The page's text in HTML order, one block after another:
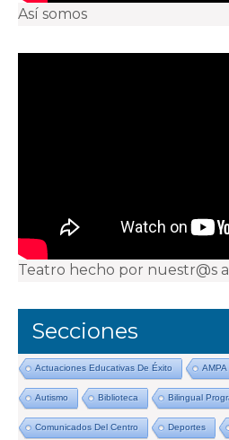
Así somos
Teatro hecho por nuestr@s
Secciones
Actuaciones Educativas De Éxito AMPA
Autismo Biblioteca Bilingual
Comunicados Del Centro Deportes